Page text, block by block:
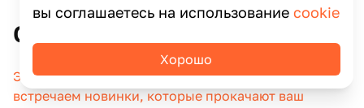
Статьи по теме
Экосистема Directum обновилась до версии 25.3:
встречаем новинки, которые прокачают ваш
вы соглашаетесь на использование cookie
Хорошо